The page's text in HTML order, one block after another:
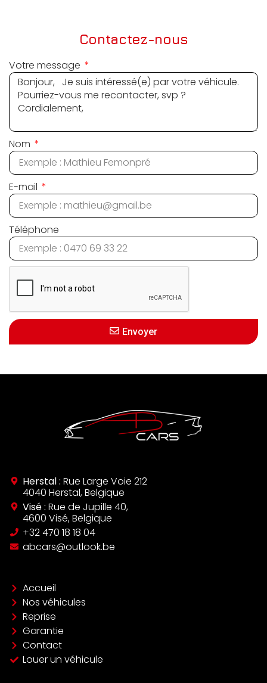
Contactez-nous
Votre message
Nom
E-mail
Téléphone
Envoyer
Herstal : Rue Large Voie 212
4040 Herstal, Belgique
Visé : Rue de Jupille 40,
4600 Visé, Belgique
‪+32 470 18 18 04‬
abcars@outlook.be
Accueil
Nos véhicules
Reprise
Garantie
Contact
Louer un véhicule